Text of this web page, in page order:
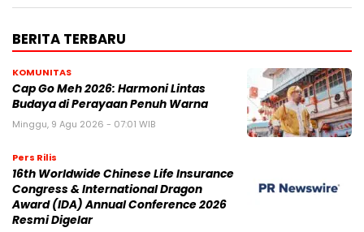
BERITA TERBARU
KOMUNITAS
Cap Go Meh 2026: Harmoni Lintas
Budaya di Perayaan Penuh Warna
Minggu, 9 Agu 2026 - 07:01 WIB
Pers Rilis
16th Worldwide Chinese Life Insurance
Congress & International Dragon
Award (IDA) Annual Conference 2026
Resmi Digelar